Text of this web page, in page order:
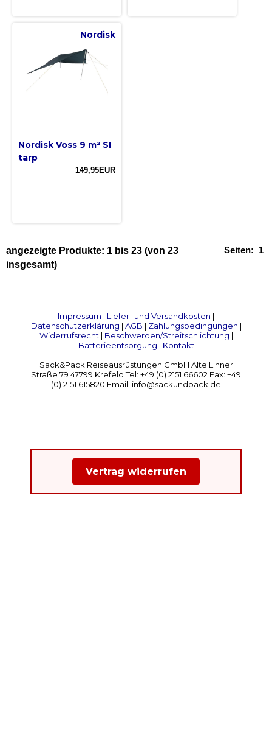
Nordisk
Nordisk Voss 9 m² SI
tarp
149,95EUR
Seiten: 1
angezeigte Produkte: 1 bis 23 (von 23
insgesamt)
Impressum | Liefer- und Versandkosten |
Datenschutzerklärung | AGB | Zahlungsbedingungen |
Widerrufsrecht| Beschwerden/Streitschlichtung |
Batterieentsorgung | Kontakt
Sack&Pack Reiseausrüstungen GmbH Alte Linner
Straße 79 47799 Krefeld Tel: +49 (0) 2151 66602 Fax: +49
(0) 2151 615820 Email: info@sackundpack.de
Vertrag widerrufen